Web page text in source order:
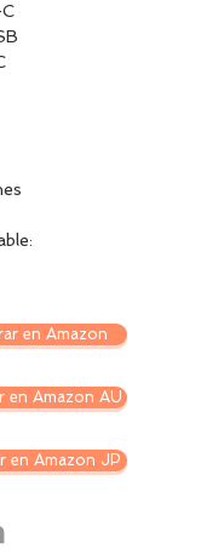
en Amazon
en Amazon AU
en Amazon JP